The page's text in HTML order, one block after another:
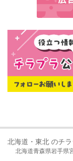
北海道・東北 のチラ
北海道青森県岩手県